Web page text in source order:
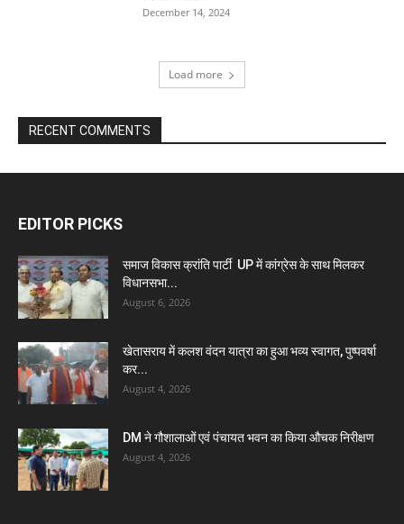
December 14, 2024
Load more
RECENT COMMENTS
EDITOR PICKS
समाज विकास क्रांति पार्टी UP में कांग्रेस के साथ मिलकर
विधानसभा...
August 6, 2026
खेतासराय में कलश वंदन यात्रा का हुआ भव्य स्वागत, पुष्पवर्षा
कर...
August 4, 2026
DM ने गौशालाओं एवं पंचायत भवन का किया औचक निरीक्षण
August 4, 2026